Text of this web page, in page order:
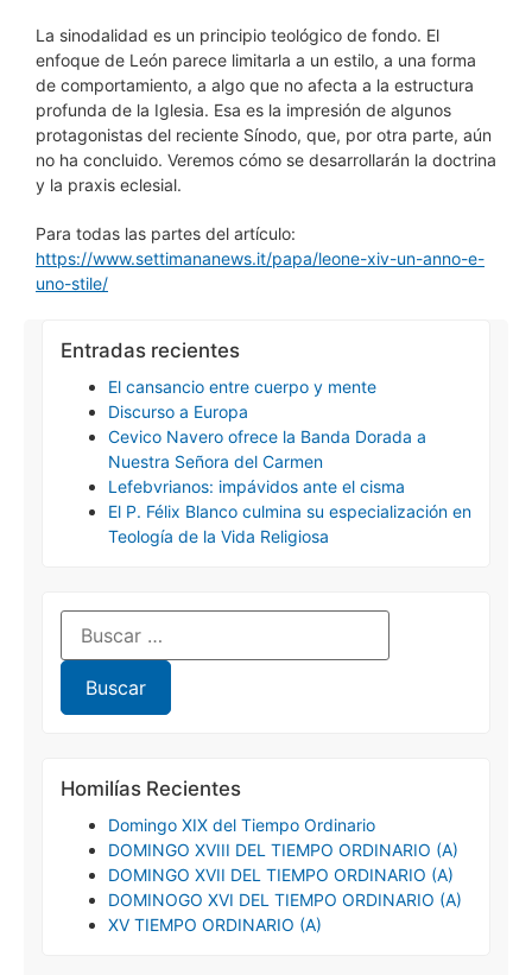
La sinodalidad es un principio teológico de fondo. El
enfoque de León parece limitarla a un estilo, a una forma
de comportamiento, a algo que no afecta a la estructura
profunda de la Iglesia. Esa es la impresión de algunos
protagonistas del reciente Sínodo, que, por otra parte, aún
no ha concluido. Veremos cómo se desarrollarán la doctrina
y la praxis eclesial.
Para todas las partes del artículo:
https://www.settimananews.it/papa/leone-xiv-un-anno-e-
uno-stile/
Entradas recientes
El cansancio entre cuerpo y mente
Discurso a Europa
Cevico Navero ofrece la Banda Dorada a
Nuestra Señora del Carmen
Lefebvrianos: impávidos ante el cisma
El P. Félix Blanco culmina su especialización en
Teología de la Vida Religiosa
Homilías Recientes
Domingo XIX del Tiempo Ordinario
DOMINGO XVIII DEL TIEMPO ORDINARIO (A)
DOMINGO XVII DEL TIEMPO ORDINARIO (A)
DOMINOGO XVI DEL TIEMPO ORDINARIO (A)
XV TIEMPO ORDINARIO (A)